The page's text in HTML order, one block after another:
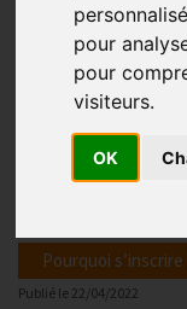
pour
pour
visiteurs.
OK
Rémi
Hôtel,
digitale”
Pourquoi s’inscrire
Publié le 22/04/2022